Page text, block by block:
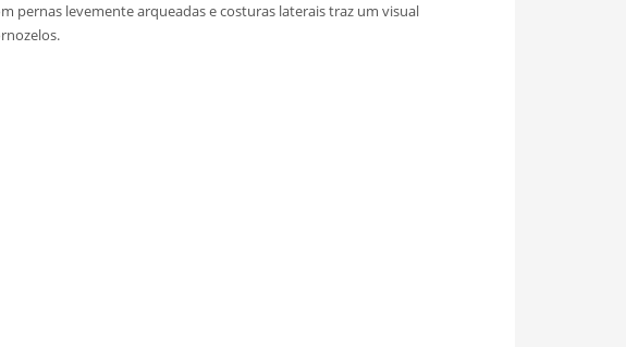
pernas levemente arqueadas e costuras laterais traz um visual